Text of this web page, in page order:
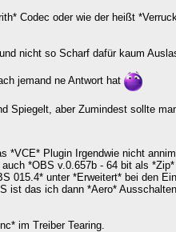
Codec oder wie der heißt
nicht so Scharf dafür kaum
jemand ne Antwort hat
Spiegelt, aber Zumindest sollte
*VCE* Plugin Irgendwie nicht
*OBS v.0.657b - 64 bit als
015.4* unter *Erweitert* bei den
ist das ich dann *Aero*
im Treiber Tearing.